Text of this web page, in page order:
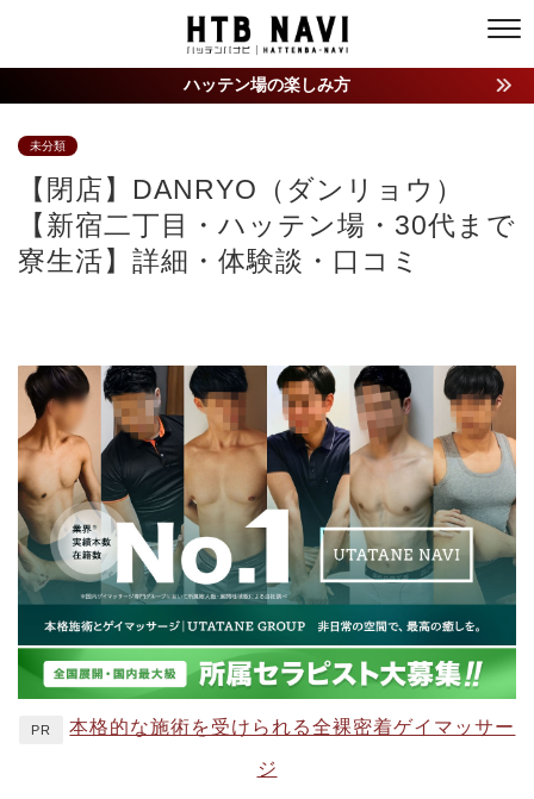
ハッテン場の楽しみ方
未分類
【閉店】DANRYO（ダンリョウ）
【新宿二丁目・ハッテン場・30代まで
寮生活】詳細・体験談・口コミ
PR 本格的な施術を受けられる全裸密着ゲイマッサー
ジ